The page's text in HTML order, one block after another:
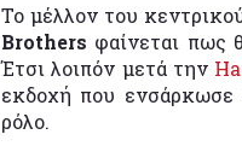
Το μέλλον του
Brothers φαίνεται πως
Έτσι λοιπόν μετά την
εκδοχή που ενσάρκωσε
ρόλο.